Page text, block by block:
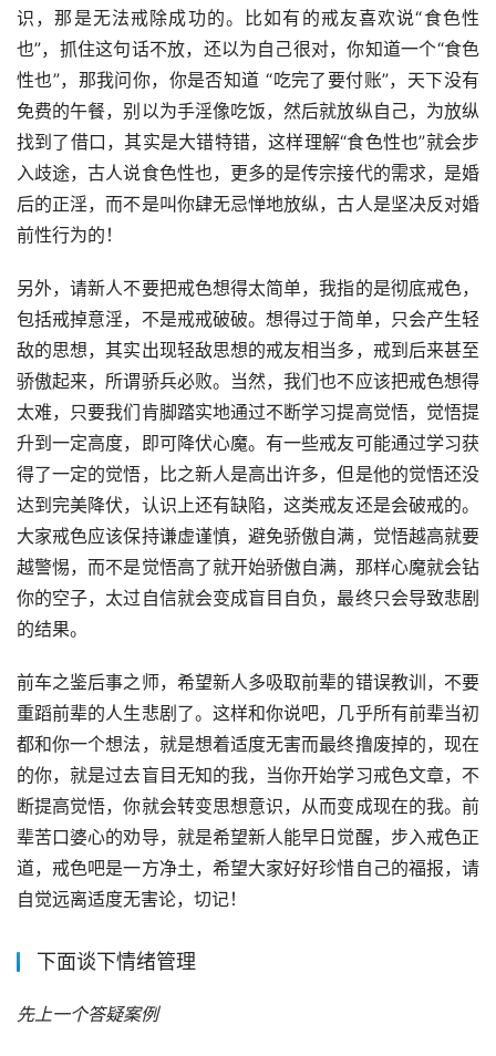
识，那是无法戒除成功的。比如有的戒友喜欢说“食色性
也”，抓住这句话不放，还以为自己很对，你知道一个“食色
性也”，那我问你，你是否知道 “吃完了要付账”，天下没有
免费的午餐，别以为手淫像吃饭，然后就放纵自己，为放纵
找到了借口，其实是大错特错，这样理解“食色性也”就会步
入歧途，古人说食色性也，更多的是传宗接代的需求，是婚
后的正淫，而不是叫你肆无忌惮地放纵，古人是坚决反对婚
前性行为的！
另外，请新人不要把戒色想得太简单，我指的是彻底戒色，
包括戒掉意淫，不是戒戒破破。想得过于简单，只会产生轻
敌的思想，其实出现轻敌思想的戒友相当多，戒到后来甚至
骄傲起来，所谓骄兵必败。当然，我们也不应该把戒色想得
太难，只要我们肯脚踏实地通过不断学习提高觉悟，觉悟提
升到一定高度，即可降伏心魔。有一些戒友可能通过学习获
得了一定的觉悟，比之新人是高出许多，但是他的觉悟还没
达到完美降伏，认识上还有缺陷，这类戒友还是会破戒的。
大家戒色应该保持谦虚谨慎，避免骄傲自满，觉悟越高就要
越警惕，而不是觉悟高了就开始骄傲自满，那样心魔就会钻
你的空子，太过自信就会变成盲目自负，最终只会导致悲剧
的结果。
前车之鉴后事之师，希望新人多吸取前辈的错误教训，不要
重蹈前辈的人生悲剧了。这样和你说吧，几乎所有前辈当初
都和你一个想法，就是想着适度无害而最终撸废掉的，现在
的你，就是过去盲目无知的我，当你开始学习戒色文章，不
断提高觉悟，你就会转变思想意识，从而变成现在的我。前
辈苦口婆心的劝导，就是希望新人能早日觉醒，步入戒色正
道，戒色吧是一方净土，希望大家好好珍惜自己的福报，请
自觉远离适度无害论，切记！
下面谈下情绪管理
先上一个答疑案例